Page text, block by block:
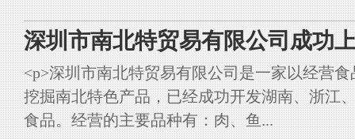
深圳市南北特贸易有限公司成功
<p>深圳市南北特贸易有限公司是一家以经营
挖掘南北特色产品，已经成功开发湖南、浙江
食品。经营的主要品种有：肉、鱼...